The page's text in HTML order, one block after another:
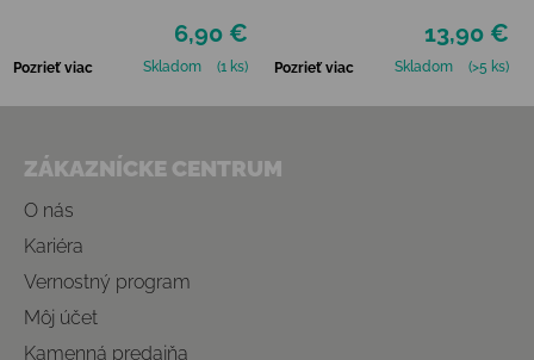
6,90 €
Pozrieť viac Skladom (1 ks)
13,90 €
Pozrieť viac Skladom (>5 ks)
ZÁKAZNÍCKE CENTRUM
O nás
Kariéra
Vernostný program
Môj účet
Kamenná predajňa